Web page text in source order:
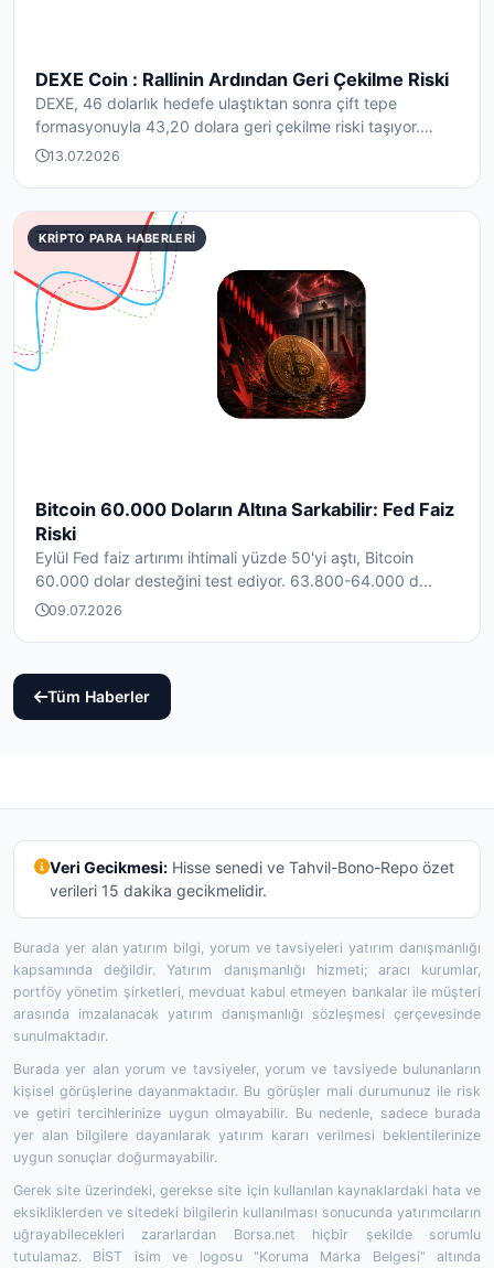
DEXE Coin : Rallinin Ardından Geri Çekilme Riski
DEXE, 46 dolarlık hedefe ulaştıktan sonra çift tepe
formasyonuyla 43,20 dolara geri çekilme riski taşıyor.
Tas...
13.07.2026
KRIPTO PARA HABERLERI
Bitcoin 60.000 Doların Altına Sarkabilir: Fed Faiz
Riski
Eylül Fed faiz artırımı ihtimali yüzde 50'yi aştı, Bitcoin
60.000 dolar desteğini test ediyor. 63.800-64.000 d...
09.07.2026
Tüm Haberler
Veri Gecikmesi:Hisse senedi ve Tahvil-Bono-Repo özet
verileri 15 dakika gecikmelidir.
Burada yer alan yatırım bilgi, yorum ve tavsiyeleri yatırım danışmanlığı
kapsamında değildir. Yatırım danışmanlığı hizmeti; aracı kurumlar,
portföy yönetim şirketleri, mevduat kabul etmeyen bankalar ile müşteri
arasında imzalanacak yatırım danışmanlığı sözleşmesi çerçevesinde
sunulmaktadır.
Burada yer alan yorum ve tavsiyeler, yorum ve tavsiyede bulunanların
kişisel görüşlerine dayanmaktadır. Bu görüşler mali durumunuz ile risk
ve getiri tercihlerinize uygun olmayabilir. Bu nedenle, sadece burada
yer alan bilgilere dayanılarak yatırım kararı verilmesi beklentilerinize
uygun sonuçlar doğurmayabilir.
Gerek site üzerindeki, gerekse site için kullanılan kaynaklardaki hata ve
eksikliklerden ve sitedeki bilgilerin kullanılması sonucunda yatırımcıların
uğrayabilecekleri zararlardan Borsa.net hiçbir şekilde sorumlu
tutulamaz. BİST isim ve logosu "Koruma Marka Belgesi" altında